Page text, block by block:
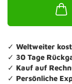
✓ Weltweiter
✓ 30 Tage
✓ Kauf auf
✓ Persönliche